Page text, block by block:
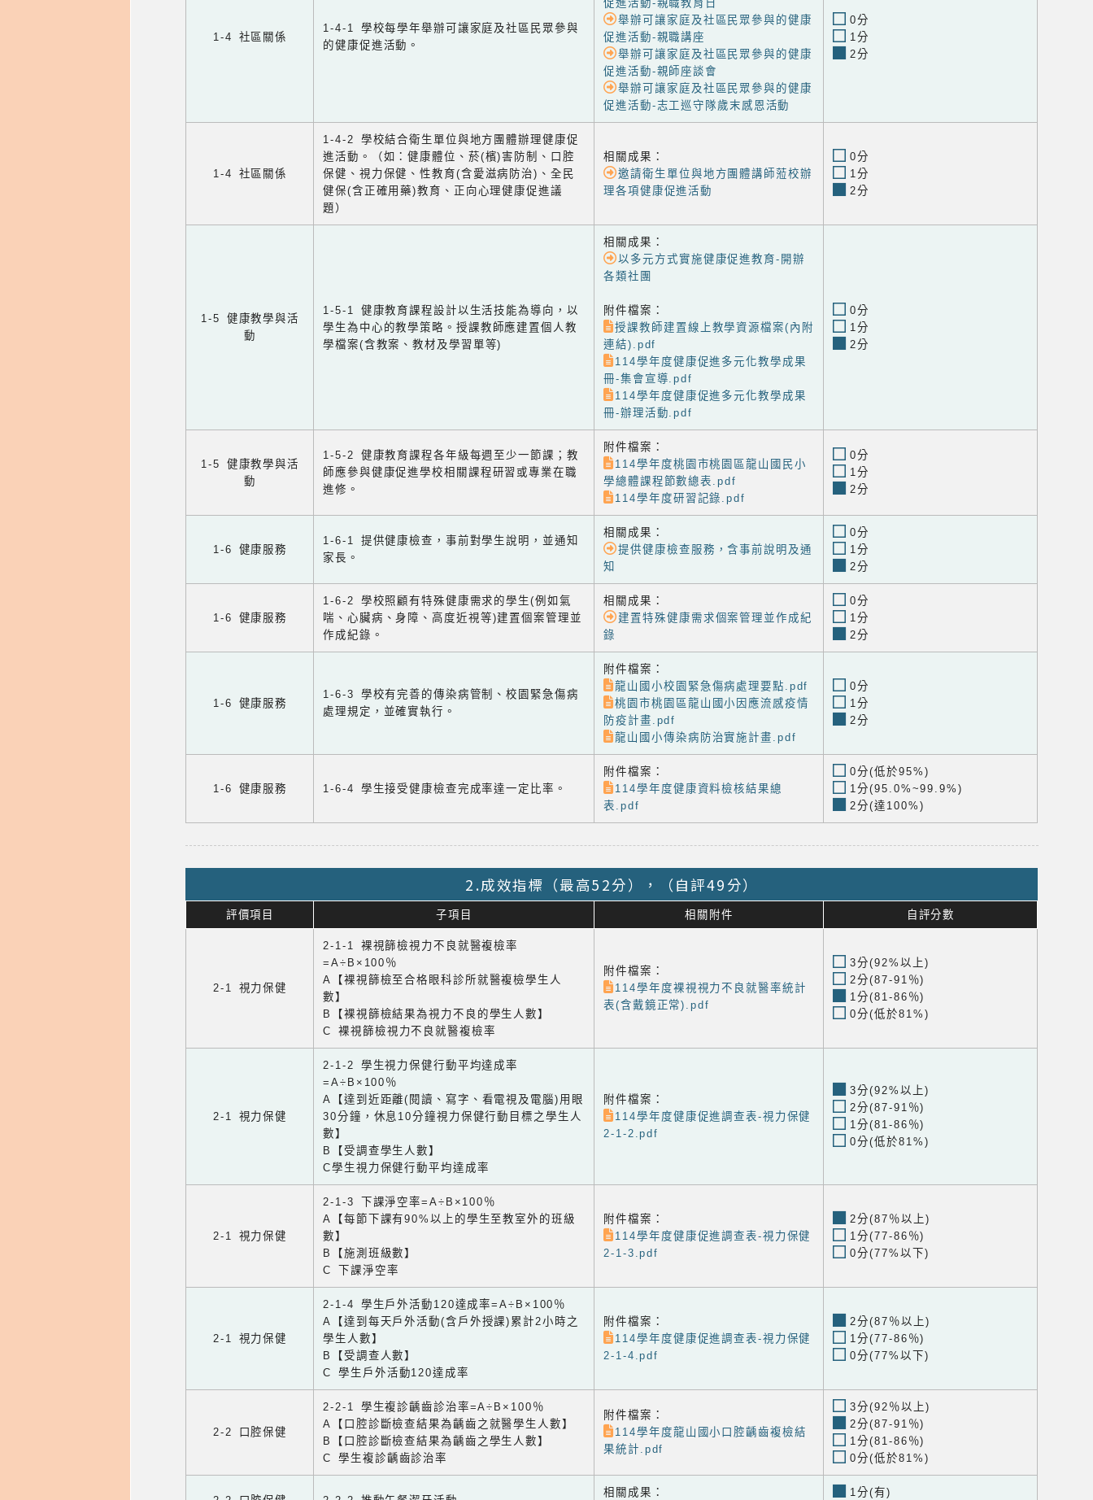
1-4 社區關係
1-4-1 學校每學年舉辦可讓家庭及社區民眾參與
的健康促進活動。
促進活動-親職教育日
舉辦可讓家庭及社區民眾參與的健康
促進活動-親職講座
舉辦可讓家庭及社區民眾參與的健康
促進活動-親師座談會
舉辦可讓家庭及社區民眾參與的健康
促進活動-志工巡守隊歲末感恩活動
0分
1分
2分
1-4 社區關係
1-4-2 學校結合衛生單位與地方團體辦理健康促
進活動。（如：健康體位、菸(檳)害防制、口腔
保健、視力保健、性教育(含愛滋病防治)、全民
健保(含正確用藥)教育、正向心理健康促進議
題）
相關成果：
邀請衛生單位與地方團體講師蒞校辦
理各項健康促進活動
0分
1分
2分
1-5 健康教學與活
動
1-5-1 健康教育課程設計以生活技能為導向，以
學生為中心的教學策略。授課教師應建置個人教
學檔案(含教案、教材及學習單等)
相關成果：
以多元方式實施健康促進教育-開辦
各類社團
附件檔案：
授課教師建置線上教學資源檔案(內附
連結).pdf
114學年度健康促進多元化教學成果
冊-集會宣導.pdf
114學年度健康促進多元化教學成果
冊-辦理活動.pdf
0分
1分
2分
1-5 健康教學與活
動
1-5-2 健康教育課程各年級每週至少一節課；教
師應參與健康促進學校相關課程研習或專業在職
進修。
附件檔案：
114學年度桃園市桃園區龍山國民小
學總體課程節數總表.pdf
114學年度研習記錄.pdf
0分
1分
2分
1-6 健康服務
1-6-1 提供健康檢查，事前對學生說明，並通知
家長。
相關成果：
提供健康檢查服務，含事前說明及通
知
0分
1分
2分
1-6 健康服務
1-6-2 學校照顧有特殊健康需求的學生(例如氣
喘、心臟病、身障、高度近視等)建置個案管理並
作成紀錄。
相關成果：
建置特殊健康需求個案管理並作成紀
錄
0分
1分
2分
1-6 健康服務
1-6-3 學校有完善的傳染病管制、校園緊急傷病
處理規定，並確實執行。
附件檔案：
龍山國小校園緊急傷病處理要點.pdf
桃園市桃園區龍山國小因應流感疫情
防疫計畫.pdf
龍山國小傳染病防治實施計畫.pdf
0分
1分
2分
1-6 健康服務 1-6-4 學生接受健康檢查完成率達一定比率。
附件檔案：
114學年度健康資料檢核結果總
表.pdf
0分(低於95%)
1分(95.0%~99.9%)
2分(達100%)
2.成效指標（最高52分），（自評49分）
評價項目 子項目 相關附件 自評分數
2-1 視力保健
2-1-1 裸視篩檢視力不良就醫複檢率
=A÷B×100％
A【裸視篩檢至合格眼科診所就醫複檢學生人
數】
B【裸視篩檢結果為視力不良的學生人數】
C 裸視篩檢視力不良就醫複檢率
附件檔案：
114學年度裸視視力不良就醫率統計
表(含戴鏡正常).pdf
3分(92%以上)
2分(87-91％)
1分(81-86％)
0分(低於81%)
2-1 視力保健
2-1-2 學生視力保健行動平均達成率
=A÷B×100％
A【達到近距離(閱讀、寫字、看電視及電腦)用眼
30分鐘，休息10分鐘視力保健行動目標之學生人
數】
B【受調查學生人數】
C學生視力保健行動平均達成率
附件檔案：
114學年度健康促進調查表-視力保健
2-1-2.pdf
3分(92%以上)
2分(87-91％)
1分(81-86％)
0分(低於81%)
2-1 視力保健
2-1-3 下課淨空率=A÷B×100％
A【每節下課有90%以上的學生至教室外的班級
數】
B【施測班級數】
C 下課淨空率
附件檔案：
114學年度健康促進調查表-視力保健
2-1-3.pdf
2分(87％以上)
1分(77-86％)
0分(77%以下)
2-1 視力保健
2-1-4 學生戶外活動120達成率=A÷B×100％
A【達到每天戶外活動(含戶外授課)累計2小時之
學生人數】
B【受調查人數】
C 學生戶外活動120達成率
附件檔案：
114學年度健康促進調查表-視力保健
2-1-4.pdf
2分(87％以上)
1分(77-86％)
0分(77%以下)
2-2 口腔保健
2-2-1 學生複診齲齒診治率=A÷B×100％
A【口腔診斷檢查結果為齲齒之就醫學生人數】
B【口腔診斷檢查結果為齲齒之學生人數】
C 學生複診齲齒診治率
附件檔案：
114學年度龍山國小口腔齲齒複檢結
果統計.pdf
3分(92％以上)
2分(87-91％)
1分(81-86％)
0分(低於81%)
相關成果： 1分(有)